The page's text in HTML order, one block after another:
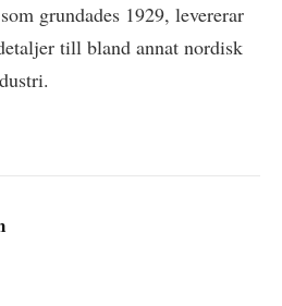
grundades 1929, levererar
till bland annat nordisk